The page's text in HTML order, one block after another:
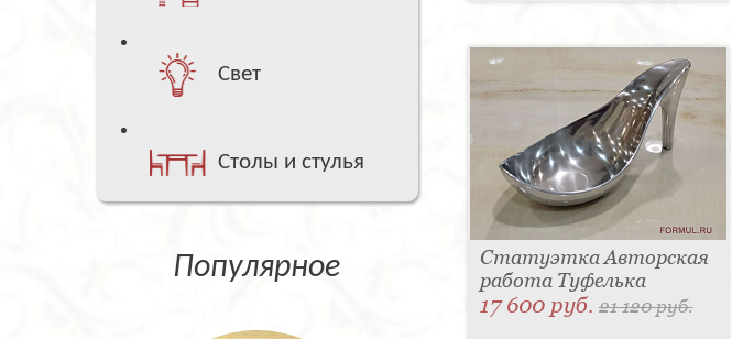
Свет
Столы и стулья
Популярное
Статуэтка Авторская
работа Туфелька
17 600 руб.21 120 руб.